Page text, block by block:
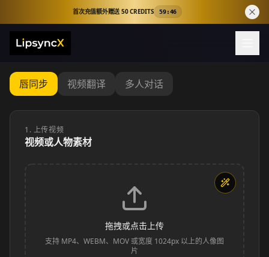
首次充值额外赠送 50 CREDITS 59:45
Lipsync Studio 用于 AI 唇形同步视频
唇同步 视频翻译 多人对话
1. 上传视频
视频或人物素材
拖拽或点击上传
支持 MP4、WEBM、MOV 或宽度 1024px 以上的人像图
片